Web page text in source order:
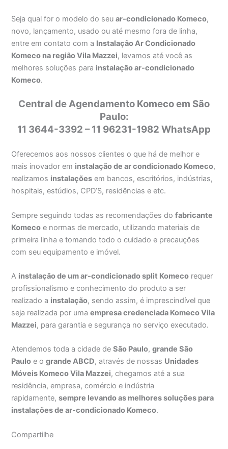
Seja qual for o modelo do seuar-condicionado Komeco,
novo, lançamento, usado ou até mesmo fora de linha,
entre em contato com a Instalação Ar Condicionado
Komeco na região Vila Mazzei, levamos até você as
melhores soluções para instalação ar-condicionado
Komeco.
Central de Agendamento Komeco em São
Paulo:
11 3644-3392 – 11 96231-1982 WhatsApp
Oferecemos aos nossos clientes o que há de melhor e
mais inovador em instalação de ar condicionado Komeco,
realizamos instalações em bancos, escritórios, indústrias,
hospitais, estúdios, CPD’S, residências e etc.
Sempre seguindo todas as recomendações dofabricante
Komeco e normas de mercado, utilizando materiais de
primeira linha e tomando todo o cuidado e precauções
com seu equipamento e imóvel.
A instalação de um ar-condicionado split Komeco requer
profissionalismo e conhecimento do produto a ser
realizado a instalação, sendo assim, é imprescindível que
seja realizada por umaempresa credenciada Komeco Vila
Mazzei, para garantia e segurança no serviço executado.
Atendemos toda a cidade deSão Paulo,grande São
Paulo e ogrande ABCD, através de nossas Unidades
Móveis Komeco Vila Mazzei, chegamos até a sua
residência, empresa, comércio e indústria
rapidamente,sempre levando as melhores soluções para
instalações de ar-condicionado Komeco.
Compartilhe